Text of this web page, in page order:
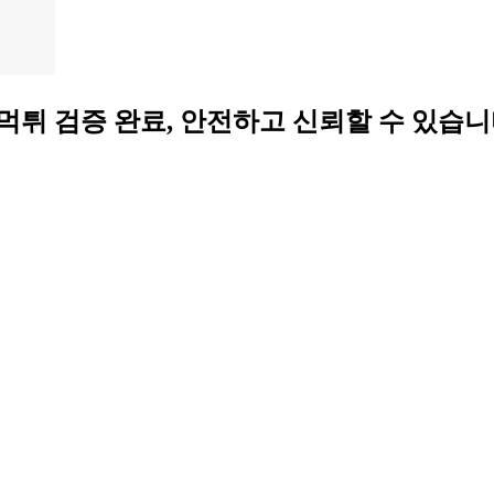
❤️ 먹튀 검증 완료, 안전하고 신뢰할 수 있습